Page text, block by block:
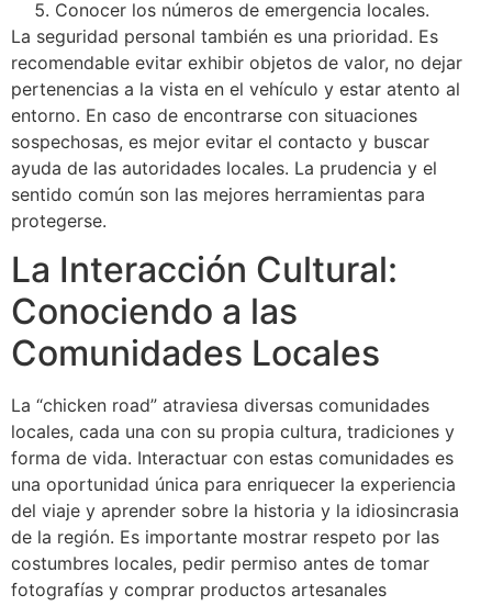
Conocer los números de emergencia locales.
La seguridad personal también es una prioridad. Es
recomendable evitar exhibir objetos de valor, no dejar
pertenencias a la vista en el vehículo y estar atento al
entorno. En caso de encontrarse con situaciones
sospechosas, es mejor evitar el contacto y buscar
ayuda de las autoridades locales. La prudencia y el
sentido común son las mejores herramientas para
protegerse.
La Interacción Cultural:
Conociendo a las
Comunidades Locales
La “chicken road” atraviesa diversas comunidades
locales, cada una con su propia cultura, tradiciones y
forma de vida. Interactuar con estas comunidades es
una oportunidad única para enriquecer la experiencia
del viaje y aprender sobre la historia y la idiosincrasia
de la región. Es importante mostrar respeto por las
costumbres locales, pedir permiso antes de tomar
fotografías y comprar productos artesanales